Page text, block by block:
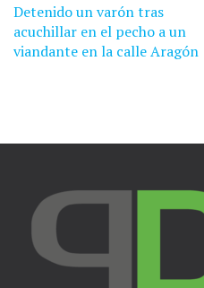
Navegación
de
Detenido un varón tras
acuchillar en el pecho a un
viandante en la calle Aragón